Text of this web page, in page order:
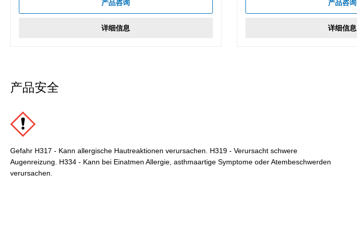
产品咨询
详细信息
产品咨询
详细信息
产品安全
Gefahr H317 - Kann allergische Hautreaktionen verursachen. H319 - Verursacht schwere
Augenreizung. H334 - Kann bei Einatmen Allergie, asthmaartige Symptome oder Atembeschwerden
verursachen.